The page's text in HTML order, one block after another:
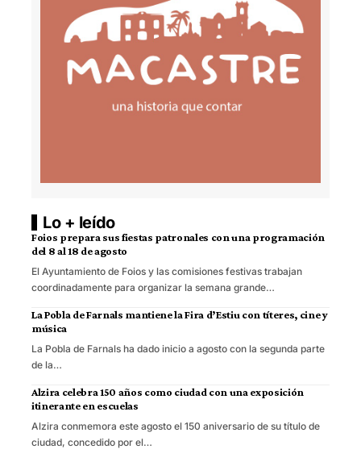
Lo + leído
Foios prepara sus fiestas patronales con una programación
del 8 al 18 de agosto
El Ayuntamiento de Foios y las comisiones festivas trabajan
coordinadamente para organizar la semana grande…
La Pobla de Farnals mantiene la Fira d’Estiu con títeres, cine y
música
La Pobla de Farnals ha dado inicio a agosto con la segunda parte
de la…
Alzira celebra 150 años como ciudad con una exposición
itinerante en escuelas
Alzira conmemora este agosto el 150 aniversario de su título de
ciudad, concedido por el…